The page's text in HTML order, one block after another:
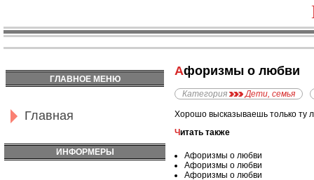
ГЛАВНОЕ МЕНЮ
Главная
ИНФОРМЕРЫ
Афоризмы о любви
Категория Дети, семья
Хорошо высказываешь только ту
Читать также
Афоризмы о любви
Афоризмы о любви
Афоризмы о любви